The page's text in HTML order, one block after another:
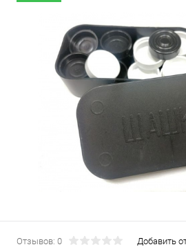
Отзывов: 0 Добавить